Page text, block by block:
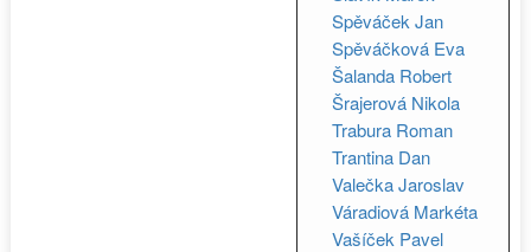
Spěváček Jan
Spěváčková Eva
Šalanda Robert
Šrajerová Nikola
Trabura Roman
Trantina Dan
Valečka Jaroslav
Váradiová Markéta
Vašíček Pavel